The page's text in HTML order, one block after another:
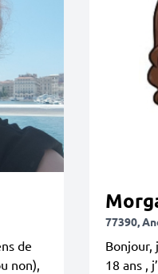
de
non),
77390,
Bonjour,
18 ans ,